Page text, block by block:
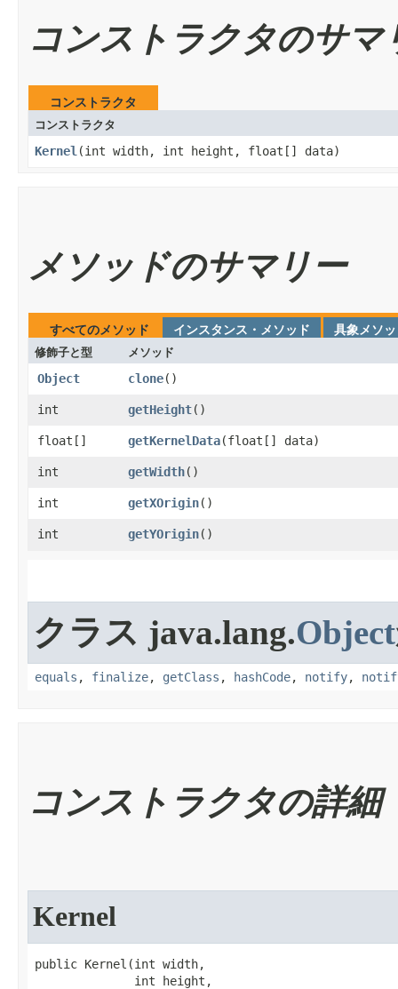
コンストラクタのサマ
コンストラクタ
コンストラクタ
Kernel ​(int width, int height, float[] data)
メソッドのサマリー
すべてのメソッド インスタンス・メソッド
具象メソ
修飾子と型
メソッド
Object clone​()
int getHeight​()
float[] getKernelData​(float[] data)
int getWidth​()
int getXOrigin​()
int getYOrigin​()
クラス java.lang.Object
equals , finalize, getClass , hashCode, notify,
コンストラクタの詳細
Kernel
public Kernel​(int width,
              int height,